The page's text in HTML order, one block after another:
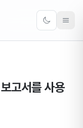
Toggle
고서를 사용